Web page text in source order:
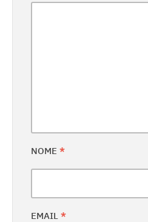
NOME *
EMAIL *